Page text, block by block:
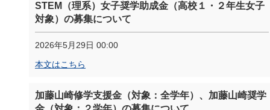
STEM（理系）女子奨学助成金（高校１・２年生女子
対象）の募集について
2026年5月29日 00:00
本文はこちら
加藤山崎修学支援金（対象：全学年）、加藤山崎奨学